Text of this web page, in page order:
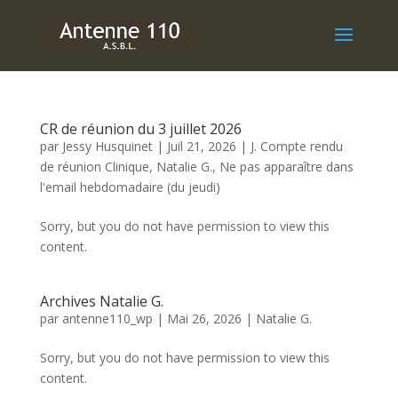
CR de réunion du 3 juillet 2026
par Jessy Husquinet| Juil 21, 2026 | J. Compte rendu
de réunion Clinique, Natalie G., Ne pas apparaître dans
l'email hebdomadaire (du jeudi)
Sorry, but you do not have permission to view this
content.
Archives Natalie G.
par antenne110_wp | Mai 26, 2026 | Natalie G.
Sorry, but you do not have permission to view this
content.